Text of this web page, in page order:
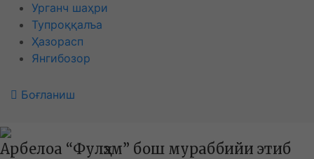
Урганч шаҳри
Тупроққалъа
Ҳазорасп
Янгибозор
Боғланиш
Арбелоа “Фулҳэм” бош мураббийи этиб